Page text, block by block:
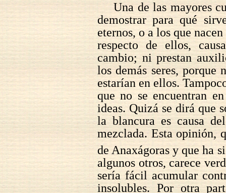
Una de las mayores
demostrar para qué
eternos, o a los que
respecto de ellos,
cambio; ni prestan
los demás seres, porque
estarían en ellos.
que no se encuentran
ideas. Quizá se dirá que
la blancura es causa
mezclada. Esta opinión,
de Anaxágoras y que ha
algunos otros, carece
sería fácil acumular
insolubles. Por otra